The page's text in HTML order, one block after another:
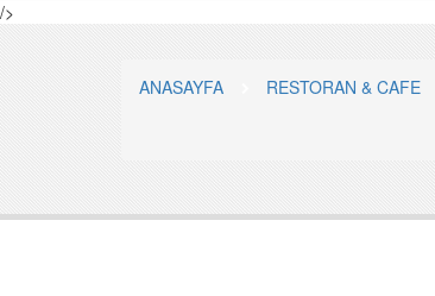
/>
ANASAYFA RESTORAN & CAFE